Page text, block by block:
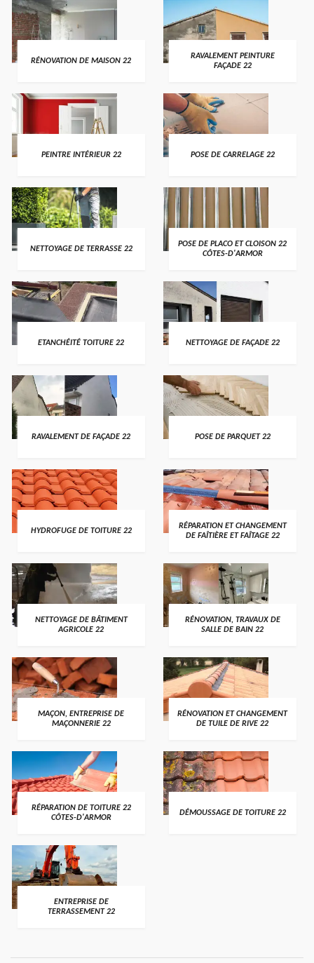
RÉNOVATION DE MAISON 22
RAVALEMENT PEINTURE
FAÇADE 22
PEINTRE INTÉRIEUR 22 POSE DE CARRELAGE 22
NETTOYAGE DE TERRASSE 22
POSE DE PLACO ET CLOISON 22
CÔTES-D'ARMOR
ETANCHÉITÉ TOITURE 22 NETTOYAGE DE FAÇADE 22
RAVALEMENT DE FAÇADE 22 POSE DE PARQUET 22
HYDROFUGE DE TOITURE 22
RÉPARATION ET CHANGEMENT
DE FAÎTIÈRE ET FAÎTAGE 22
NETTOYAGE DE BÂTIMENT
AGRICOLE 22
RÉNOVATION, TRAVAUX DE
SALLE DE BAIN 22
MAÇON, ENTREPRISE DE
MAÇONNERIE 22
RÉNOVATION ET CHANGEMENT
DE TUILE DE RIVE 22
RÉPARATION DE TOITURE 22
CÔTES-D'ARMOR
DÉMOUSSAGE DE TOITURE 22
ENTREPRISE DE
TERRASSEMENT 22